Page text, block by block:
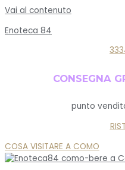
Vai al contenuto
Enoteca 84
CONSEGNA
punto
COSA VISITARE A COMO